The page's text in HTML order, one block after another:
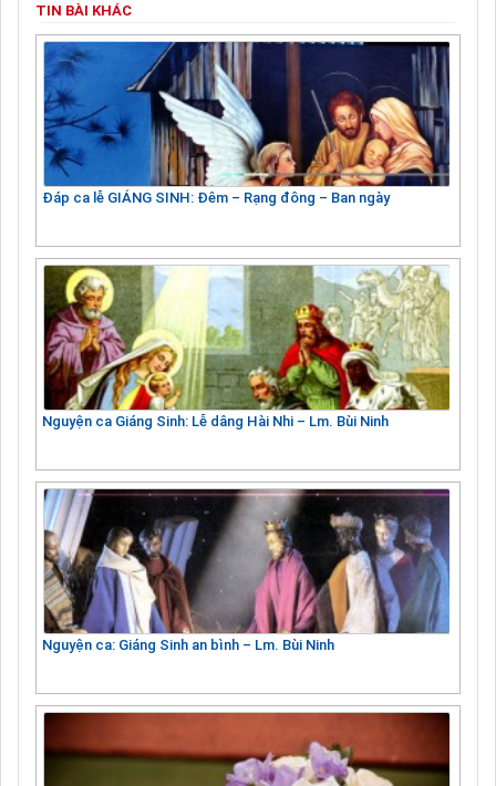
TIN BÀI KHÁC
Đáp ca lễ GIÁNG SINH: Đêm – Rạng đông – Ban ngày
Nguyện ca Giáng Sinh: Lễ dâng Hài Nhi – Lm. Bùi Ninh
Nguyện ca: Giáng Sinh an bình – Lm. Bùi Ninh